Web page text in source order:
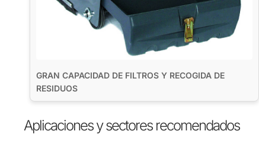
GRAN CAPACIDAD DE FILTROS Y RECOGIDA DE
RESIDUOS
Aplicaciones y sectores recomendados